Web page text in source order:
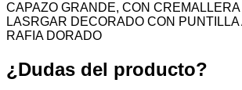
CAPAZO GRANDE, CON CREMALLERA
LASRGAR DECORADO CON
RAFIA DORADO
¿Dudas del producto?